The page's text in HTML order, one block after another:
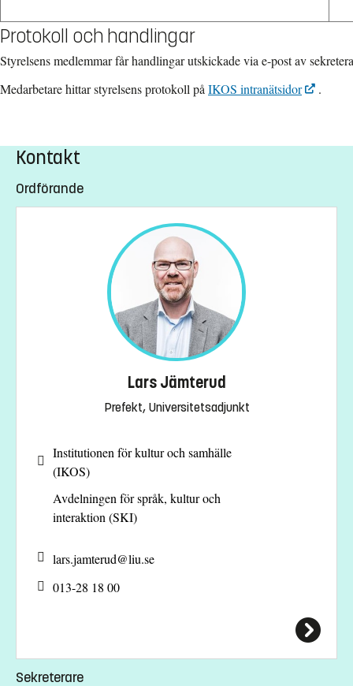
Protokoll och handlingar
Styrelsens medlemmar får handlingar utskickade via e-post av
Medarbetare hittar styrelsens protokoll på IKOS intranätsidor .
Kontakt
Ordförande
Lars Jämterud
Prefekt, Universitetsadjunkt
Institutionen för kultur och samhälle
(IKOS)
Avdelningen för språk, kultur och
interaktion (SKI)
lars.jamterud@liu.se
013-28 18 00
Sekreterare